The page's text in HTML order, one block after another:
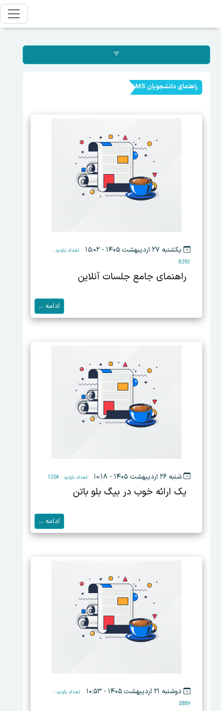
راهنمای دانشجویان LMS
یکشنبه ۲۷ اردیبهشت ۱۴۰۵ - ۱۵:۰۲
تعداد بازدید :
8293
راهنمای جامع جلسات آنلاین
ادامه ...
شنبه ۲۶ اردیبهشت ۱۴۰۵ - ۱۰:۱۸ تعداد بازدید : 1204
یک ارائه خوب در بیگ بلو باتن
ادامه ...
دوشنبه ۲۱ اردیبهشت ۱۴۰۵ - ۱۰:۵۳
تعداد بازدید :
2889